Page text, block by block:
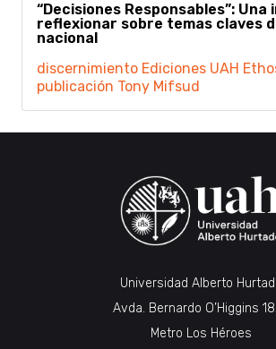
“Decisiones Responsables”: Una
reflexionar sobre temas claves
nacional
discernimiento Ediciones UAH
publicación Tony Mifsud
Universidad Alberto
Avda. Bernardo O’Higgins
Metro Los Héroes